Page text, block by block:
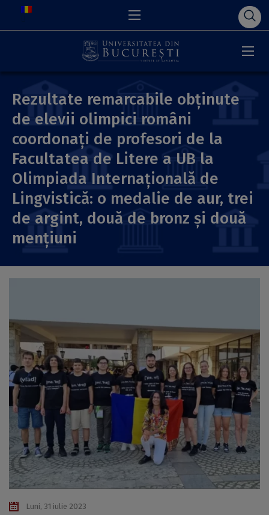
Rezultate remarcabile obținute
de elevii olimpici români
coordonați de profesori de la
Facultatea de Litere a UB la
Olimpiada Internațională de
Lingvistică: o medalie de aur, trei
de argint, două de bronz și două
mențiuni
Luni, 31 iulie 2023